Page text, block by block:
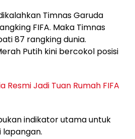
Timnas Garuda
FIFA. Maka Timnas
87 rangking dunia.
Putih kini bercokol posisi
Resmi Jadi Tuan Rumah FIFA
indikator utama untuk
lapangan.